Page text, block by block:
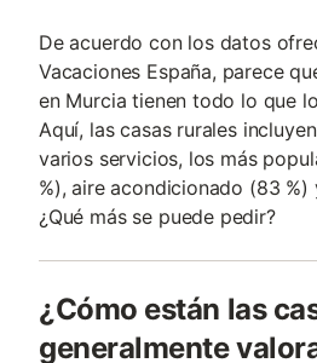
De acuerdo con los datos
Vacaciones España, parece
en Murcia tienen todo lo que
Aquí, las casas rurales
varios servicios, los más
%), aire acondicionado (83 %)
¿Qué más se puede pedir?
¿Cómo están las
generalmente